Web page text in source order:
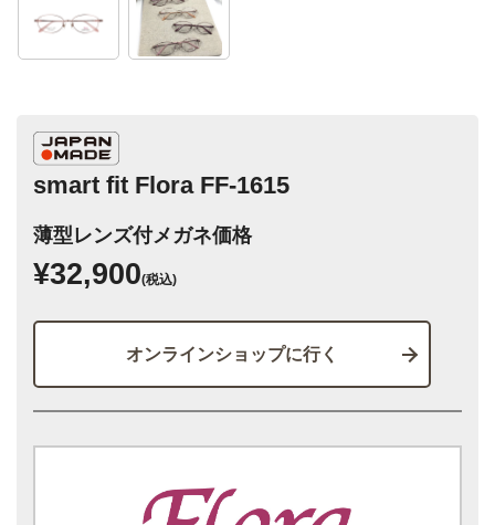
smart fit Flora FF-1615
薄型レンズ付メガネ価格
¥32,900(税込)
オンラインショップに行く